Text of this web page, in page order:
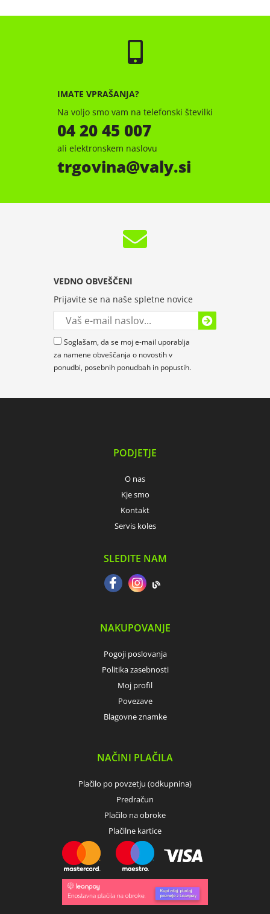
IMATE VPRAŠANJA?
Na voljo smo vam na telefonski številki
04 20 45 007
ali elektronskem naslovu
trgovina valy.si
VEDNO OBVEŠČENI
Prijavite se na naše spletne novice
Soglašam, da se moj e-mail uporablja
za namene obveščanja o novostih v
ponudbi, posebnih ponudbah in popustih.
PODJETJE
O nas
Kje smo
Kontakt
Servis koles
SLEDITE NAM
NAKUPOVANJE
Pogoji poslovanja
Politika zasebnosti
Moj profil
Povezave
Blagovne znamke
NAČINI PLAČILA
Plačilo po povzetju (odkupnina)
Predračun
Plačilo na obroke
Plačilne kartice